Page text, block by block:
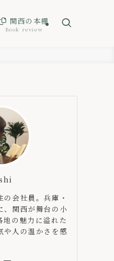
関西の本棚
Book review
会社員。兵庫・
、関西が舞台の小
地の魅力に溢れた
や人の温かさを感